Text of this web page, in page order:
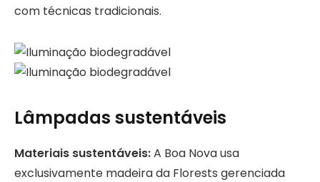
com técnicas tradicionais.
Lâmpadas sustentáveis
Materiais sustentáveis:A Boa Nova usa
exclusivamente madeira da Florests gerenciada